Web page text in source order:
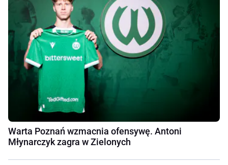
Warta Poznań wzmacnia ofensywę. Antoni
Młynarczyk zagra w Zielonych